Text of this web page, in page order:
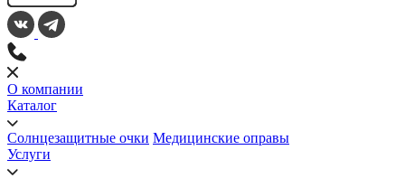
О компании
Каталог
Солнцезащитные очки Медицинские оправы
Услуги